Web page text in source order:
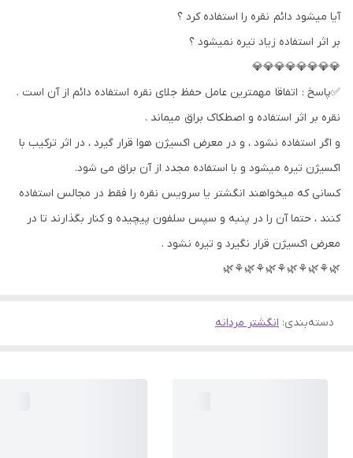
آیا میشود دائم نقره را استفاده کرد ؟
بر اثر استفاده زیاد تیره نمیشود ؟
💎💎💎💎💎💎💎💎
✅پاسخ : اتفاقا مهمترین عامل حفظ جلای نقره استفاده دائم از آن است .
نقره بر اثر استفاده و اصطکاک براق میماند .
و اگر استفاده نشود ، و در معرض اکسیژن هوا قرار گیرد ، در اثر ترکیب با
اکسیژن تیره میشود و با استفاده مجدد از آن براق می شود.
کسانی که میخواهند انگشتر یا سرویس نقره را فقط در مجالس استفاده
کنند ، حتما آن را در پنبه و سپس سلفون پیچیده و کنار بگذارند تا در
معرض اکسیژن قرار نگیرد و تیره نشود .
🌿⚘🌿⚘🌿⚘🌿⚘🌿⚘🌿
دسته‌بندی: انگشتر مردانه